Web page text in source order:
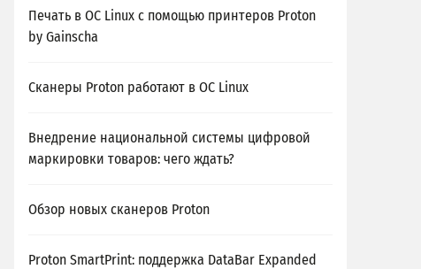
Печать в ОС Linux с помощью принтеров Proton
by Gainscha
Сканеры Proton работают в ОС Linux
Внедрение национальной системы цифровой
маркировки товаров: чего ждать?
Обзор новых сканеров Proton
Proton SmartPrint: поддержка DataBar Expanded